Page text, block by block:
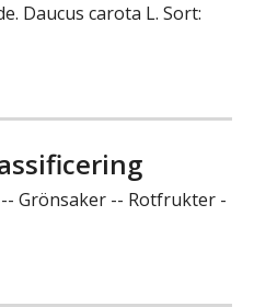
Daucus carota L. Sort:
Grönsaker -- Rotfrukter -